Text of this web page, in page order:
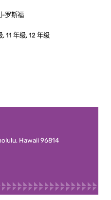
-罗斯福
11 年级, 12 年级
Hawaii 96814